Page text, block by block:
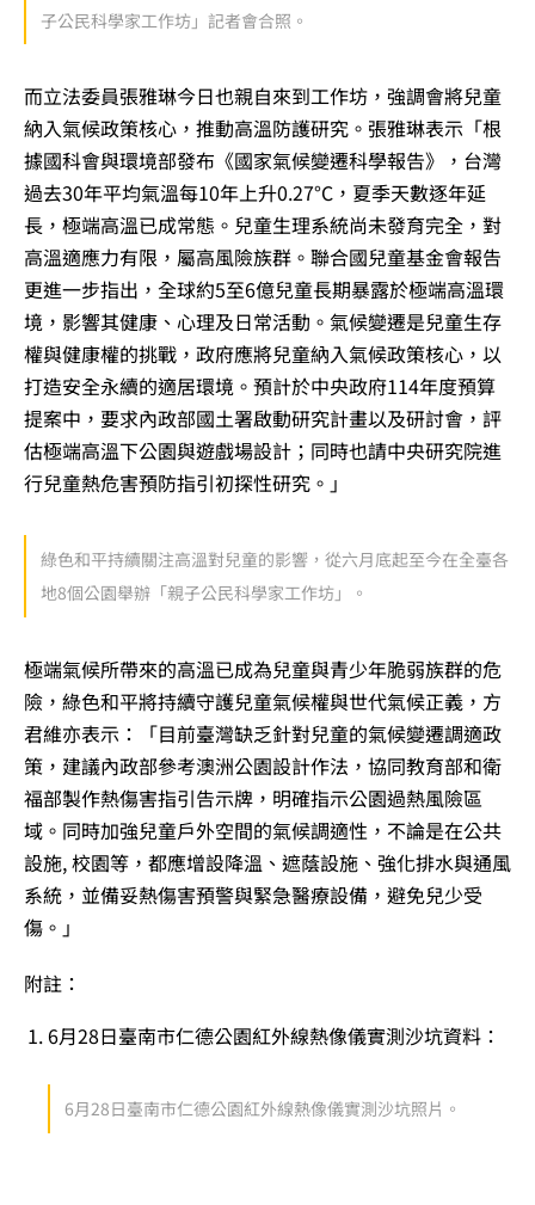
子公民科學家工作坊」記者會合照。
而立法委員張雅琳今日也親自來到工作坊，強調會將兒童
納入氣候政策核心，推動高溫防護研究。張雅琳表示「根
據國科會與環境部發布《國家氣候變遷科學報告》，台灣
過去30年平均氣溫每10年上升0.27°C，夏季天數逐年延
長，極端高溫已成常態。兒童生理系統尚未發育完全，對
高溫適應力有限，屬高風險族群。聯合國兒童基金會報告
更進一步指出，全球約5至6億兒童長期暴露於極端高溫環
境，影響其健康、心理及日常活動。氣候變遷是兒童生存
權與健康權的挑戰，政府應將兒童納入氣候政策核心，以
打造安全永續的適居環境。預計於中央政府114年度預算
提案中，要求內政部國土署啟動研究計畫以及研討會，評
估極端高溫下公園與遊戲場設計；同時也請中央研究院進
行兒童熱危害預防指引初探性研究。」
綠色和平持續關注高溫對兒童的影響，從六月底起至今在全臺各
地8個公園舉辦「親子公民科學家工作坊」。
極端氣候所帶來的高溫已成為兒童與青少年脆弱族群的危
險，綠色和平將持續守護兒童氣候權與世代氣候正義，方
君維亦表示：「目前臺灣缺乏針對兒童的氣候變遷調適政
策，建議內政部參考澳洲公園設計作法，協同教育部和衛
福部製作熱傷害指引告示牌，明確指示公園過熱風險區
域。同時加強兒童戶外空間的氣候調適性，不論是在公共
設施, 校園等，都應增設降溫、遮蔭設施、強化排水與通風
系統，並備妥熱傷害預警與緊急醫療設備，避免兒少受
傷。 」
附註：
6月28日臺南市仁德公園紅外線熱像儀實測沙坑資料：
6月28日臺南市仁德公園紅外線熱像儀實測沙坑照片。